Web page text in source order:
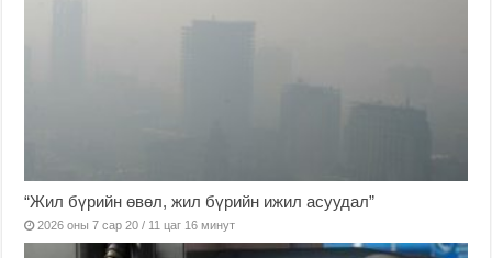
“Жил бүрийн өвөл, жил бүрийн ижил асуудал”
2026 оны 7 сар 20 / 11 цаг 16 минут